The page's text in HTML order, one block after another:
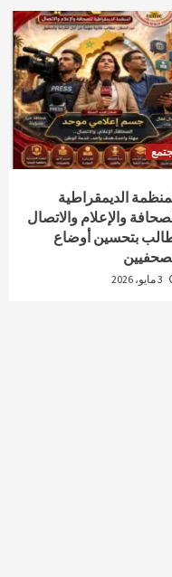
الديمقراطية
والإعلام والاتصال
بتحسين أوضاع